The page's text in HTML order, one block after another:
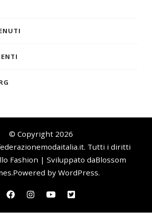
© Copyright 2026
. Tutti i diritti
Fashion | Sviluppato daBlossom
.Powered by WordPress.